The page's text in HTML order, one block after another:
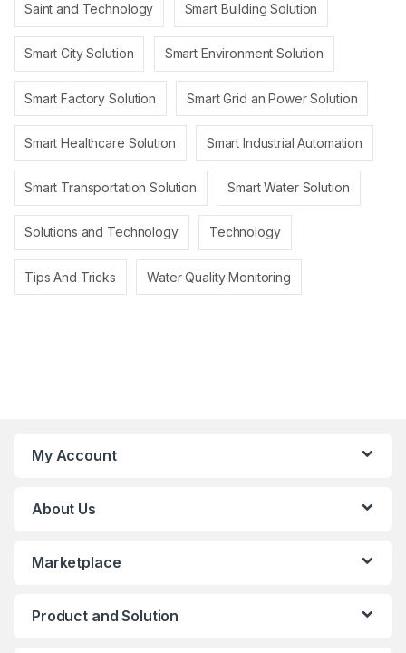
Saint and Technology Smart Building Solution
Smart City Solution Smart Environment Solution
Smart Factory Solution Smart Grid an Power Solution
Smart Healthcare Solution Smart Industrial Automation
Smart Transportation Solution Smart Water Solution
Solutions and Technology Technology
Tips And Tricks Water Quality Monitoring
My Account
About Us
Marketplace
Product and Solution